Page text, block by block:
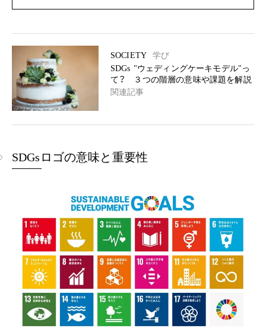
SOCIETY
学び
SDGs "ウェディングケーキモデル"っ
て？ ３つの階層の意味や課題を解説
関連記事
SDGsロゴの意味と重要性